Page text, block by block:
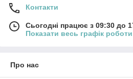
Контакти
Сьогодні працює з 09:30 до
Показати весь графік роботи
Про нас